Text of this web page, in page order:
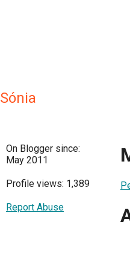
Sónia
On Blogger since:
May 2011
Profile views: 1,389
Report Abuse